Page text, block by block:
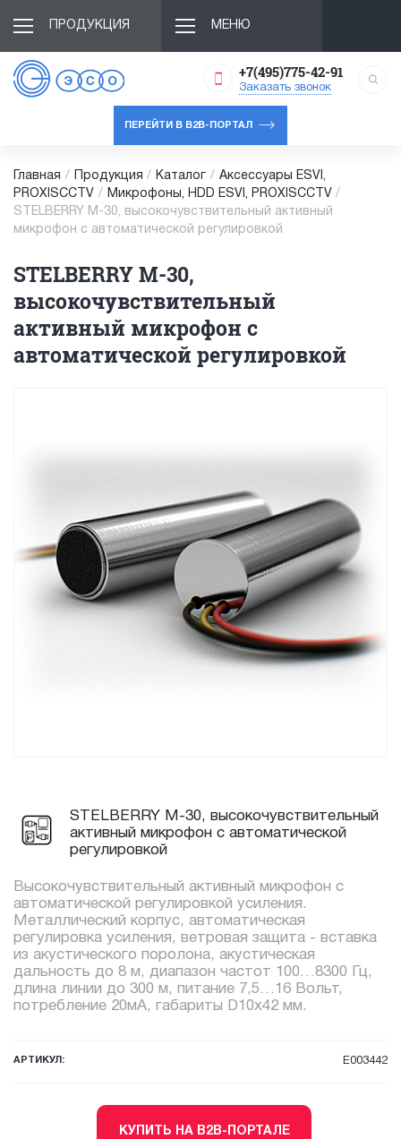
ПРОДУКЦИЯ МЕНЮ
+7(495)775-42-91
Заказать звонок
ПЕРЕЙТИ В B2B-ПОРТАЛ
Главная / Продукция / Каталог / Аксессуары ESVI,
PROXISCCTV / Микрофоны, HDD ESVI, PROXISCCTV /
STELBERRY M-30, высокочувствительный активный
микрофон с автоматической регулировкой
STELBERRY M-30,
высокочувствительный
активный микрофон с
автоматической регулировкой
STELBERRY M-30, высокочувствительный
активный микрофон с автоматической
регулировкой
Высокочувствительный активный микрофон с
автоматической регулировкой усиления.
Металлический корпус, автоматическая
регулировка усиления, ветровая защита - вставка
из акустического поролона, акустическая
дальность до 8 м, диапазон частот 100…8300 Гц,
длина линии до 300 м, питание 7,5…16 Вольт,
потребление 20мА, габариты D10х42 мм.
АРТИКУЛ: E003442
КУПИТЬ НА B2B-ПОРТАЛЕ